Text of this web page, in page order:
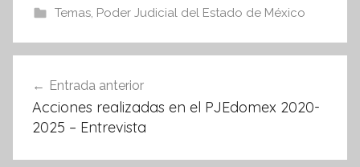
e
b
o
k
er s
A
p
Temas, Poder Judicial del Estado de México
de
entradas
Entrada anterior
Acciones realizadas en el PJEdomex 2020-
2025 – Entrevista